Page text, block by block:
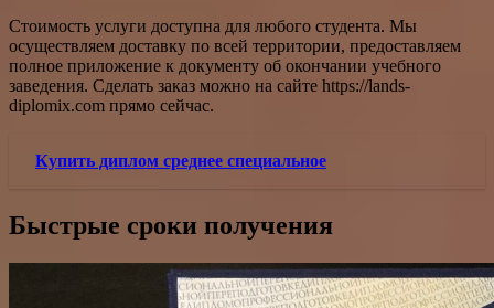
Стоимость услуги доступна для любого студента. Мы
осуществляем доставку по всей территории, предоставляем
полное приложение к документу об окончании учебного
заведения. Сделать заказ можно на сайте https://lands-
diplomix.com прямо сейчас.
Купить диплом среднее специальное
Быстрые сроки получения